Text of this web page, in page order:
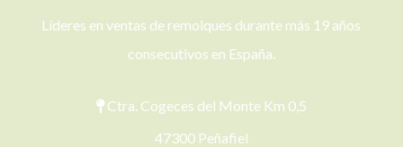
Líderes en ventas de remolques durante más 19 años
consecutivos en España.
Ctra. Cogeces del Monte Km 0,5
47300 Peñafiel